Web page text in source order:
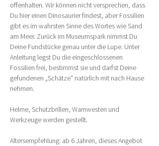
offenhalten. Wir können nicht versprechen, dass
Du hier einen Dinosaurier findest, aber Fossilien
gibt es im wahrsten Sinne des Wortes wie Sand
am Meer. Zurück im Museumspark nimmst Du
Deine Fundstücke genau unter die Lupe. Unter
Anleitung legst Du die eingeschlossenen
Fossilien frei, bestimmst sie und darfst Deine
gefundenen „Schätze“ natürlich mit nach Hause
nehmen.
Helme, Schutzbrillen, Warnwesten und
Werkzeuge werden gestellt.
Altersempfehlung: ab 6 Jahren, dieses Angebot